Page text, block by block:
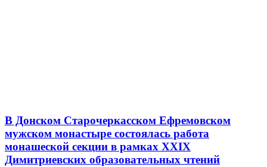
В Донском Старочеркасском Ефремовском
мужском монастыре состоялась работа
монашеской секции в рамках XXIX
Димитриевских образовательных чтений